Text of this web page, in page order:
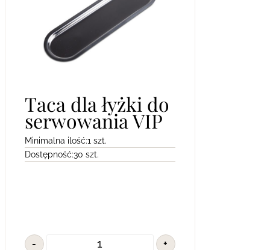
Taca dla łyżki do
serwowania VIP
Minimalna ilość:1 szt.
Dostępność:30 szt.
- +